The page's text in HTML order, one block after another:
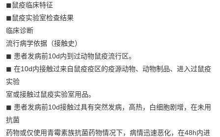
◼鼠疫临床特征
◼鼠疫实验室检查结果
临床诊断
流行病学依据（接触史）
◼ 患者发病前10d内到过动物鼠疫流行区。
◼ 在10d内接触过来自鼠疫疫区的疫源动物、动物制品、进入过鼠疫
实验
室或接触过鼠疫实验室用品。
◼ 患者发病前10d接触过具有突然发病，高热，白细胞剧增，在未用
抗菌
药物或仅使用青霉素族抗菌药物情况下，病情迅速恶化，在48h内进